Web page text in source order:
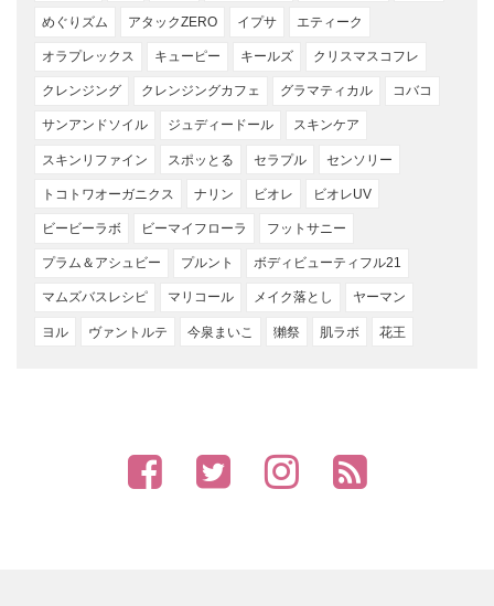
めぐりズム アタックZERO イプサ エティーク
オラプレックス キューピー キールズ クリスマスコフレ
クレンジング クレンジングカフェ グラマティカル コバコ
サンアンドソイル ジュディードール スキンケア
スキンリファイン スポッとる セラプル センソリー
トコトワオーガニクス ナリン ビオレ ビオレUV
ビービーラボ ビーマイフローラ フットサニー
プラム＆アシュビー プルント ボディビューティフル21
マムズバスレシピ マリコール メイク落とし ヤーマン
ヨル ヴァントルテ 今泉まいこ 獺祭 肌ラボ 花王